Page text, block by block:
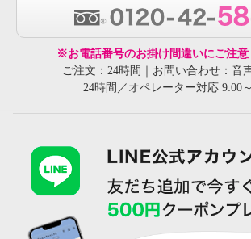
※お電話番号のお掛け間違いにご注意
ご注文：24時間｜お問い合わせ：音
24時間／オペレーター対応 9:00